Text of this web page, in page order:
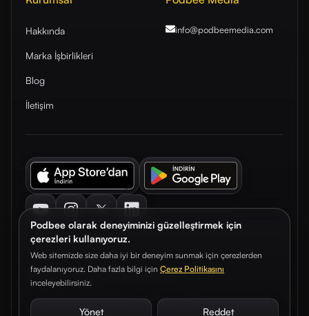
Podbee olarak deneyiminizi güzelleştirmek için
çerezleri kullanıyoruz.
Web sitemizde size daha iyi bir deneyim sunmak için çerezlerden
faydalanıyoruz. Daha fazla bilgi için Çerez Politikasını
inceleyebilirsiniz.
Yönet Reddet
Hakkında
Marka İşbirlikleri
Blog
İletişim
info@podbeemedia.com
© 2026. Podbee Media. Tüm hakları saklıdır.
Çerez TercihleriAydınlatma Metni Gizlilik Sözleşmesi